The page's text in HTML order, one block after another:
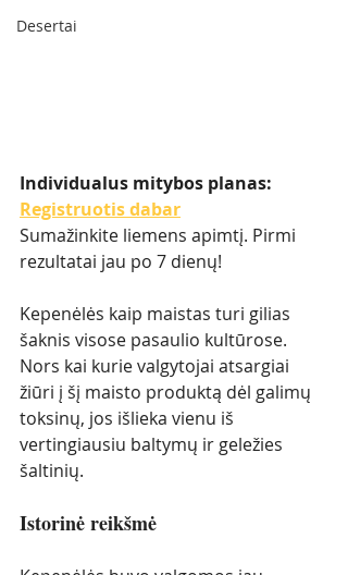
Desertai
Individualus mitybos planas:
Registruotis dabar
Sumažinkite liemens apimtį. Pirmi
rezultatai jau po 7 dienų!
Kepenėlės kaip maistas turi gilias
šaknis visose pasaulio kultūrose.
Nors kai kurie valgytojai atsargiai
žiūri į šį maisto produktą dėl galimų
toksinų, jos išlieka vienu iš
vertingiausiu baltymų ir geležies
šaltinių.
Istorinė reikšmė